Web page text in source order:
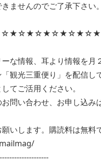
せんのでご了承下さい。
な情報、耳より情報を月
観光三重便り」を配信し
てご活用ください。
問い合わせ、お申し込み
いします。購読料は無料で